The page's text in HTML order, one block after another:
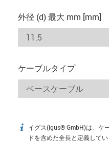
外径 (d) 最大 mm [mm]
ケーブルタイプ
igus-icon-info
イグス(igus® GmbH)は、ケ
ドを含めた全長と定義してい